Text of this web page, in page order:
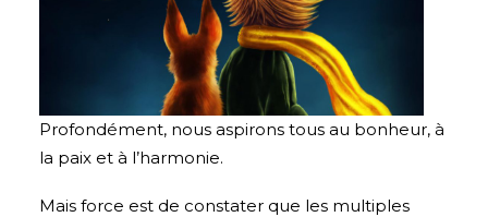
Profondément, nous aspirons tous au bonheur, à
la paix et à l’harmonie.
Mais force est de constater que les multiples